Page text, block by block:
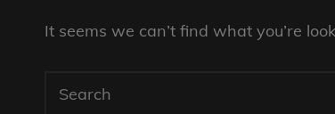
It seems we can’t find what you’re